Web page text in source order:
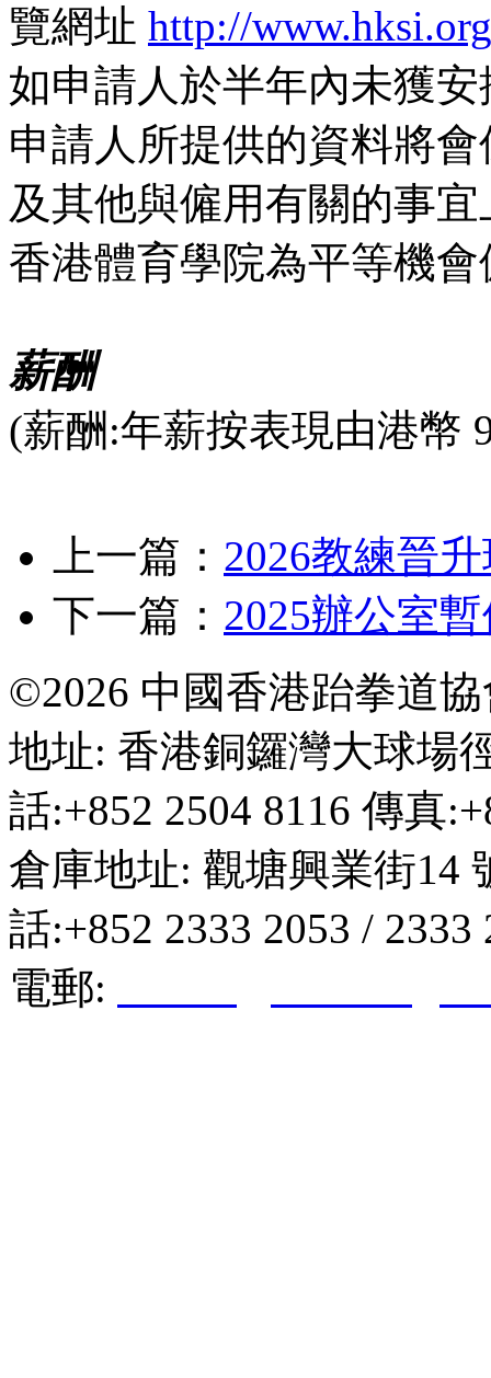
覽網址 http://
如申請人於半年內未獲
申請人所提供的資料將
及其他與僱用有關的事宜
香港體育學院為平等機會
薪酬
(薪酬:年薪按表現由港幣
上一篇： 2026教練晉
下一篇： 2025辦公室
©2026 中國香港跆拳道
地址: 香港銅鑼灣大球場
話:+852 2504 8116 傳真
倉庫地址: 觀塘興業街14
話:+852 2333 2053 /
電郵: